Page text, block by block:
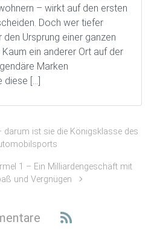
– wirkt auf den ersten
Doch wer tiefer
Ursprung einer ganzen
ein anderer Ort auf der
Marken
diese […]
darum ist sie die Königsklasse des
1 – Ein Milliardengeschäft mit
und Vergnügen